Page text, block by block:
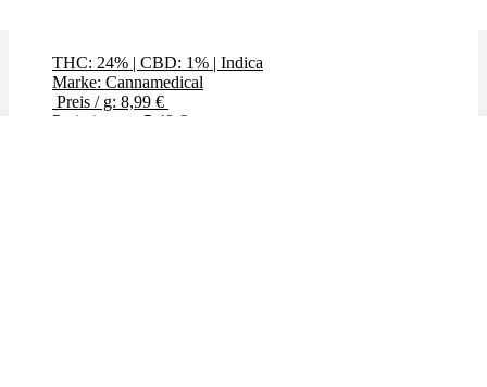
THC: 24% | CBD: 1% | Indica
Marke: Cannamedical
Preis / g: 8,99 €
Preis / g: nur 5,49 €